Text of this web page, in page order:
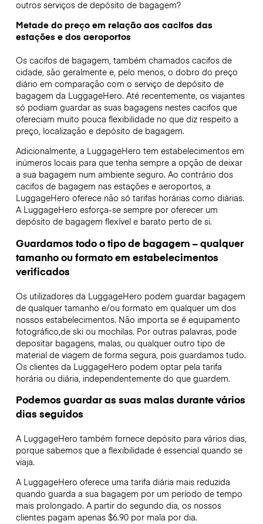
outros serviços de depósito de bagagem?
Metade do preço em relação aos cacifos das
estações e dos aeroportos
Os cacifos de bagagem, também chamados cacifos de
cidade, são geralmente e, pelo menos, o dobro do preço
diário em comparação com o serviço de depósito de
bagagem da LuggageHero. Até recentemente, os viajantes
só podiam guardar as suas bagagens nestes cacifos que
ofereciam muito pouca flexibilidade no que diz respeito a
preço, localização e depósito de bagagem.
Adicionalmente, a LuggageHero tem estabelecimentos em
inúmeros locais para que tenha sempre a opção de deixar
a sua bagagem num ambiente seguro. Ao contrário dos
cacifos de bagagem nas estações e aeroportos, a
LuggageHero oferece não só tarifas horárias como diárias.
A LuggageHero esforça-se sempre por oferecer um
depósito de bagagem flexível e barato perto de si.
Guardamos todo o tipo de bagagem – qualquer
tamanho ou formato em estabelecimentos
verificados
Os utilizadores da LuggageHero podem guardar bagagem
de qualquer tamanho e/ou formato em qualquer um dos
nossos estabelecimentos. Não importa se é equipamento
fotográfico,de ski ou mochilas. Por outras palavras, pode
depositar bagagens, malas, ou qualquer outro tipo de
material de viagem de forma segura, pois guardamos tudo.
Os clientes da LuggageHero podem optar pela tarifa
horária ou diária, independentemente do que guardem.
Podemos guardar as suas malas durante vários
dias seguidos
A LuggageHero também fornece depósito para vários dias,
porque sabemos que a flexibilidade é essencial quando se
viaja.
A LuggageHero oferece uma tarifa diária mais reduzida
quando guarda a sua bagagem por um período de tempo
mais prolongado. A partir do segundo dia, os nossos
clientes pagam apenas $6.90 por mala por dia.